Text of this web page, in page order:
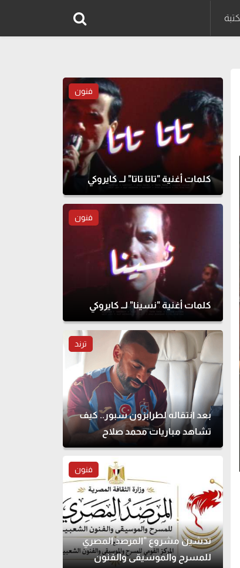
فنون
كلمات أغنية "تاتا تاتا" لــ كايروكي
فنون
كلمات أغنية "نسينا" لــ كايروكي
ترند
بعد انتقاله لطرابزون سبور.. كيف
تشاهد مباريات محمد صلاح
بالدوري التركي؟
فنون
تدشين مشروع "المرصد المصري
للمسرح والموسيقى والفنون